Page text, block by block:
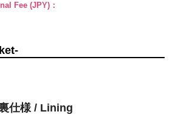
Fee (JPY)：
仕様 / Lining